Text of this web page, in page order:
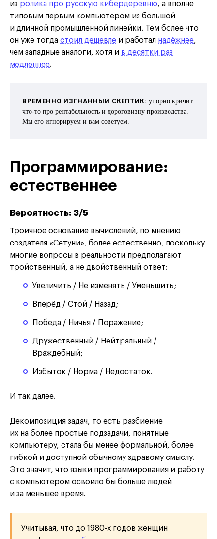
из ролика про русскую кибердеревню, а вполне
типовым первым компьютером из большой
и длинной промышленной линейки. Тем более что
он уже тогда стоил дешевле и работал надёжнее,
чем западные аналоги, хотя и в десятки раз
медленнее.
ВРЕМЕННО ИЗГНАННЫЙ СКЕПТИК: упорно кричит
что-то про рентабельность и дороговизну производства.
Мы его игнорируем и вам советуем.
Программирование:
естественнее
Вероятность: 3/5
Троичное основание вычислений, по мнению
создателя «Сетуни», более естественно, поскольку
многие вопросы в реальности предполагают
тройственный, а не двойственный ответ:
Увеличить / Не изменять / Уменьшить;
Вперёд / Стой / Назад;
Победа / Ничья / Поражение;
Дружественный / Нейтральный /
Враждебный;
Избыток / Норма / Недостаток.
И так далее.
Декомпозиция задач, то есть разбиение
их на более простые подзадачи, понятные
компьютеру, стала бы менее формальной, более
гибкой и доступной обычному здравому смыслу.
Это значит, что языки программирования и работу
с компьютером освоило бы больше людей
и за меньшее время.
Учитывая, что до 1980-х годов женщин